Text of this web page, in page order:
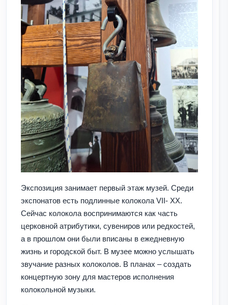
Экспозиция занимает первый этаж музей. Среди
экспонатов есть подлинные колокола VII- XX.
Сейчас колокола воспринимаются как часть
церковной атрибутики, сувениров или редкостей,
а в прошлом они были вписаны в ежедневную
жизнь и городской быт. В музее можно услышать
звучание разных колоколов. В планах – создать
концертную зону для мастеров исполнения
колокольной музыки.